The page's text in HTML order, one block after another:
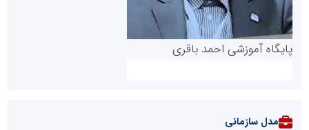
پایگاه آموزشی احمد باقری
مدل سازمانی